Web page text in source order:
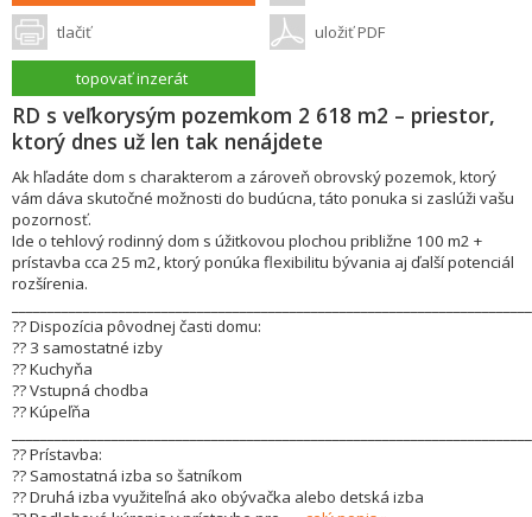
tlačiť uložiť PDF
topovať inzerát
RD s veľkorysým pozemkom 2 618 m2 – priestor,
ktorý dnes už len tak nenájdete
Ak hľadáte dom s charakterom a zároveň obrovský pozemok, ktorý
vám dáva skutočné možnosti do budúcna, táto ponuka si zaslúži vašu
pozornosť.
Ide o tehlový rodinný dom s úžitkovou plochou približne 100 m2 +
prístavba cca 25 m2, ktorý ponúka flexibilitu bývania aj ďalší potenciál
rozšírenia.
?? Dispozícia pôvodnej časti domu:
?? 3 samostatné izby
?? Kuchyňa
?? Vstupná chodba
?? Kúpeľňa
?? Prístavba:
?? Samostatná izba so šatníkom
?? Druhá izba využiteľná ako obývačka alebo detská izba